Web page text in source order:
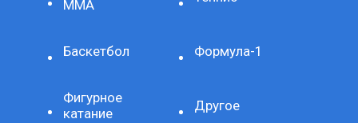
ММА
Баскетбол Формула-1
Фигурное
катание
Другое